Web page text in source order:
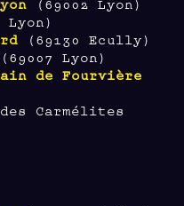
Lyon)
(69130 Ecully)
(69007 Lyon)
de Fourvière
Carmélites